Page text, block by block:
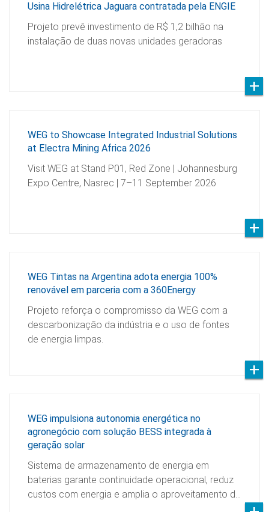
Usina Hidrelétrica Jaguara contratada pela ENGIE
Projeto prevê investimento de R$ 1,2 bilhão na
instalação de duas novas unidades geradoras
WEG to Showcase Integrated Industrial Solutions
at Electra Mining Africa 2026
Visit WEG at Stand P01, Red Zone | Johannesburg
Expo Centre, Nasrec | 7–11 September 2026
WEG Tintas na Argentina adota energia 100%
renovável em parceria com a 360Energy
Projeto reforça o compromisso da WEG com a
descarbonização da indústria e o uso de fontes
de energia limpas.
WEG impulsiona autonomia energética no
agronegócio com solução BESS integrada à
geração solar
Sistema de armazenamento de energia em
baterias garante continuidade operacional, reduz
custos com energia e amplia o aproveitamento d…